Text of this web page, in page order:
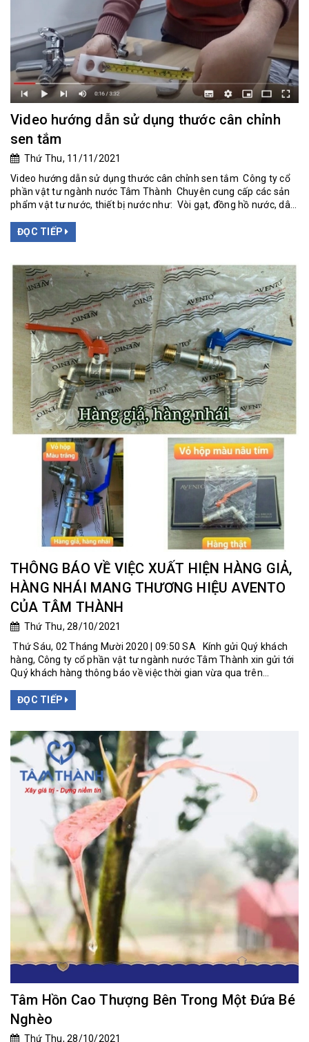
Video hướng dẫn sử dụng thước cân chỉnh
sen tắm
Thứ Thu, 11/11/2021
Video hướng dẫn sử dụng thước cân chỉnh sen tắm Công ty cổ
phần vật tư ngành nước Tâm Thành Chuyên cung cấp các sản
phẩm vật tư nước, thiết bị nước như: Vòi gạt, đồng hồ nước, dâ...
ĐỌC TIẾP
THÔNG BÁO VỀ VIỆC XUẤT HIỆN HÀNG GIẢ,
HÀNG NHÁI MANG THƯƠNG HIỆU AVENTO
CỦA TÂM THÀNH
Thứ Thu, 28/10/2021
Thứ Sáu, 02 Tháng Mười 2020 | 09:50 SA Kính gửi Quý khách
hàng, Công ty cổ phần vật tư ngành nước Tâm Thành xin gửi tới
Quý khách hàng thông báo về việc thời gian vừa qua trên...
ĐỌC TIẾP
Tâm Hồn Cao Thượng Bên Trong Một Đứa Bé
Nghèo
Thứ Thu, 28/10/2021